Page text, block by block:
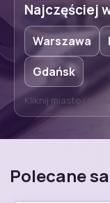
Najczęściej
Warszawa
Gdańsk
Kliknij miasto i od
Polecane